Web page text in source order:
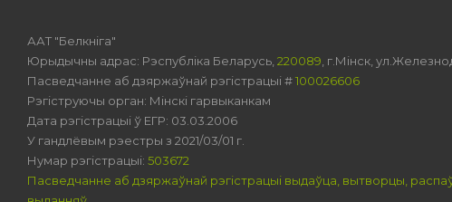
ААТ "Белкніга"
Юрыдычны адрас: Рэспубліка Беларусь, 220089 , г.Мінск,
Пасведчанне аб дзяржаўнай рэгістрацыі #100026606
Рэгіструючы орган: Мінскі гарвыканкам
Дата рэгістрацыі ў ЕГР: 03.03.2006
У гандлёвым рэестры з 2021/03/01 г.
Нумар рэгістрацыі: 503672
Пасведчанне аб дзяржаўнай рэгістрацыі выдаўца, вытворцы,